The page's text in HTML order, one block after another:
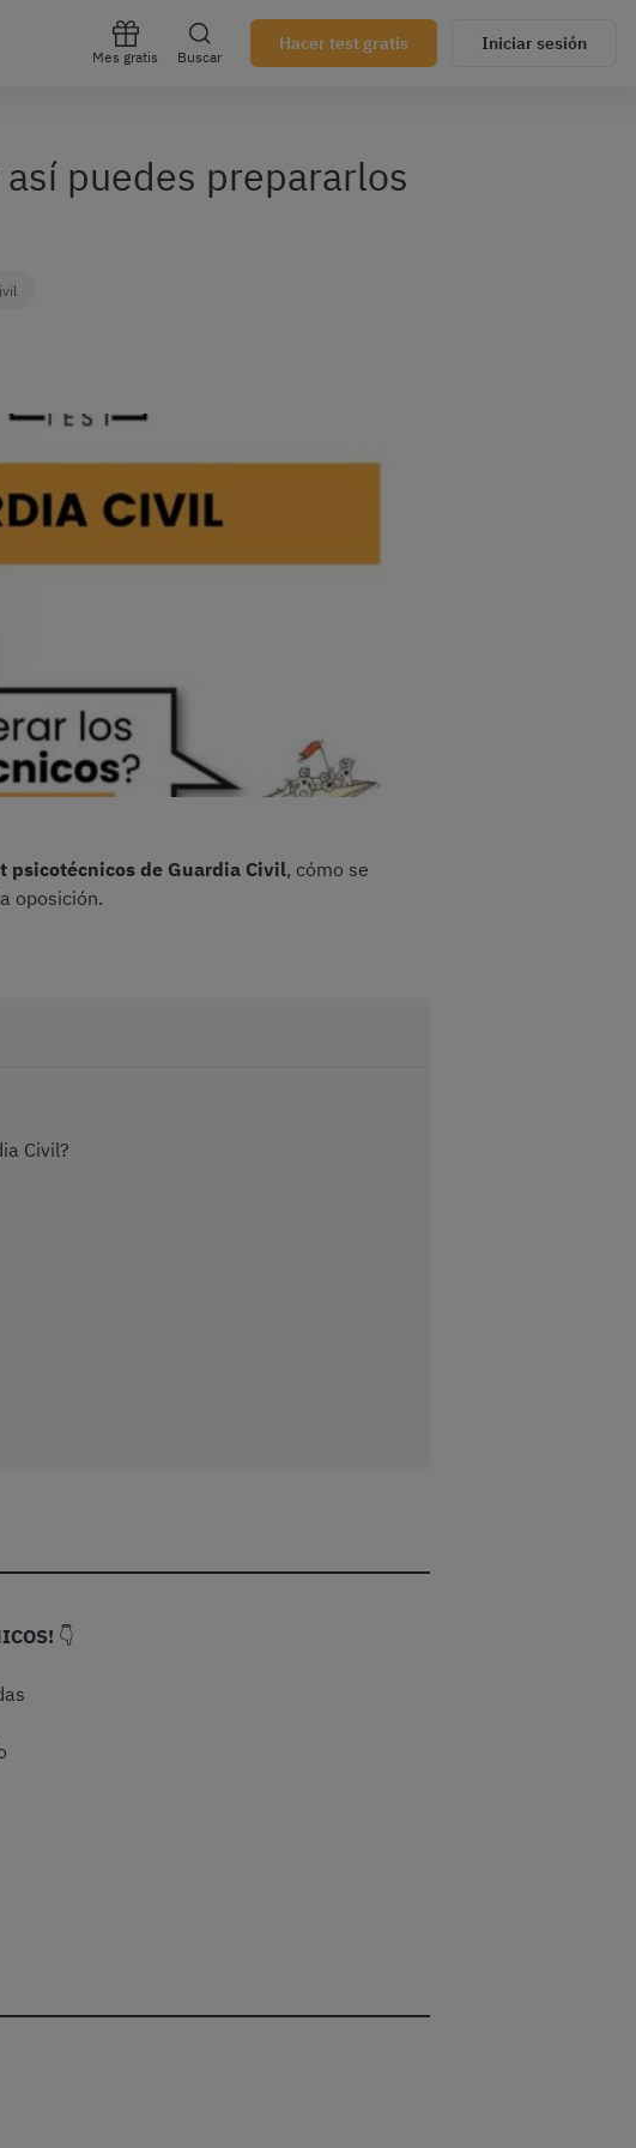
Mes gratis Buscar
Hacer test gratis Iniciar sesión
puedes prepararlos
psicotécnicos de Guardia Civil, cómo se
oposición.
Civil?
👇